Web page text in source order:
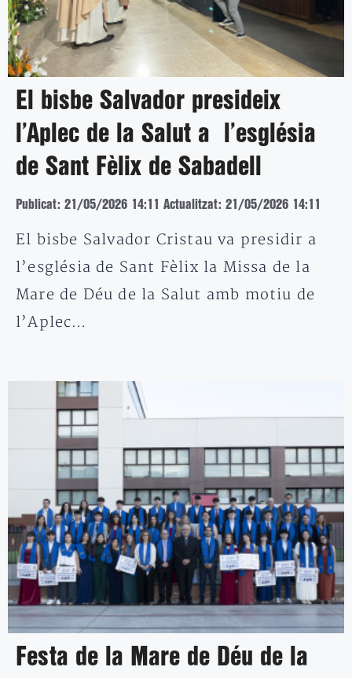
El bisbe Salvador presideix
l’Aplec de la Salut a l’església
de Sant Fèlix de Sabadell
Publicat: 21/05/2026 14:11 Actualitzat: 21/05/2026 14:11
El bisbe Salvador Cristau va presidir a
l’església de Sant Fèlix la Missa de la
Mare de Déu de la Salut amb motiu de
l’Aplec…
Festa de la Mare de Déu de la